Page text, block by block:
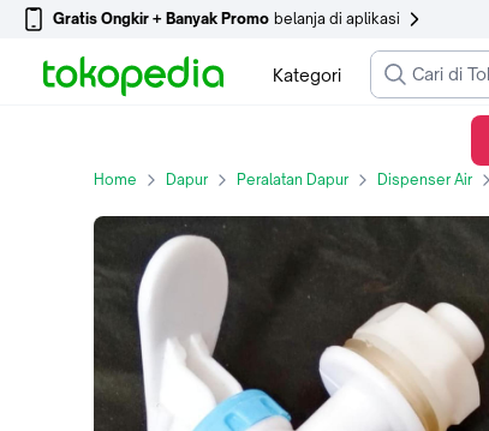
Gratis Ongkir + Banyak Promo belanja di aplikasi
Kategori
Home Dapur Peralatan Dapur Dispenser Air